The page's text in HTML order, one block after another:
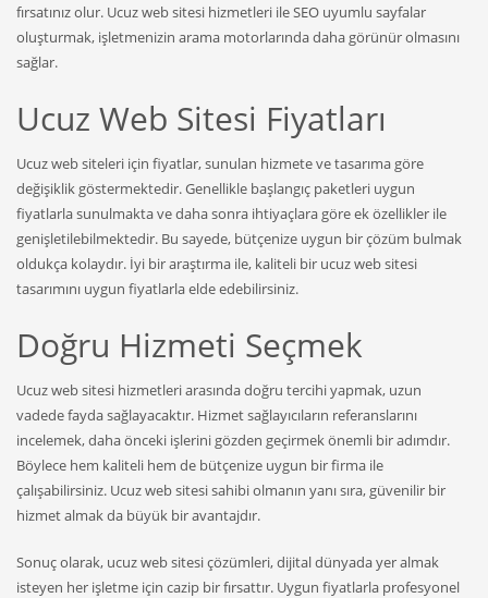
fırsatınız olur. Ucuz web sitesi hizmetleri ile SEO uyumlu sayfalar
oluşturmak, işletmenizin arama motorlarında daha görünür olmasını
sağlar.
Ucuz Web Sitesi Fiyatları
Ucuz web siteleri için fiyatlar, sunulan hizmete ve tasarıma göre
değişiklik göstermektedir. Genellikle başlangıç paketleri uygun
fiyatlarla sunulmakta ve daha sonra ihtiyaçlara göre ek özellikler ile
genişletilebilmektedir. Bu sayede, bütçenize uygun bir çözüm bulmak
oldukça kolaydır. İyi bir araştırma ile, kaliteli bir ucuz web sitesi
tasarımını uygun fiyatlarla elde edebilirsiniz.
Doğru Hizmeti Seçmek
Ucuz web sitesi hizmetleri arasında doğru tercihi yapmak, uzun
vadede fayda sağlayacaktır. Hizmet sağlayıcıların referanslarını
incelemek, daha önceki işlerini gözden geçirmek önemli bir adımdır.
Böylece hem kaliteli hem de bütçenize uygun bir firma ile
çalışabilirsiniz. Ucuz web sitesi sahibi olmanın yanı sıra, güvenilir bir
hizmet almak da büyük bir avantajdır.
Sonuç olarak, ucuz web sitesi çözümleri, dijital dünyada yer almak
isteyen her işletme için cazip bir fırsattır. Uygun fiyatlarla profesyonel